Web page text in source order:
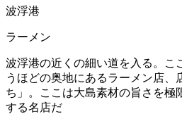
波浮港
ラーメン
波浮港の近くの細い道を入る。こ
うほどの奥地にあるラーメン店
ち」。ここは大島素材の旨さを極
する名店だ